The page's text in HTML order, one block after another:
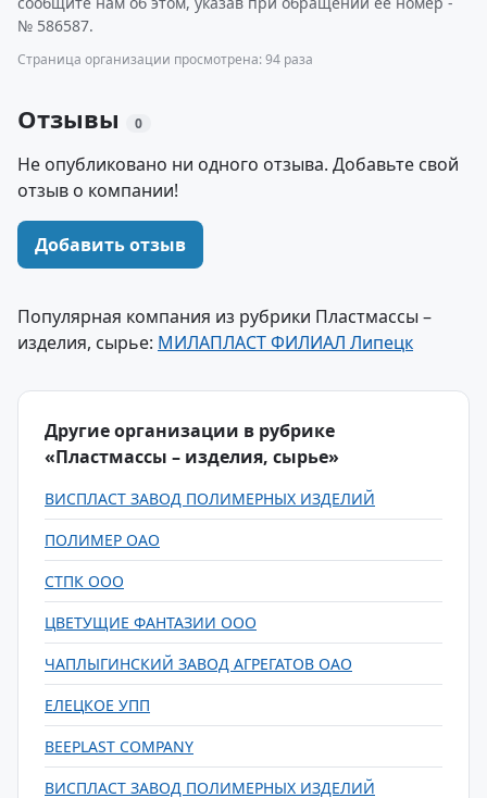
№ 586587.
Страница организации просмотрена: 94 раза
Отзывы 0
Не опубликовано ни одного отзыва. Добавьте свой
отзыв о компании!
Добавить отзыв
Популярная компания из рубрики Пластмассы –
изделия, сырье: МИЛАПЛАСТ ФИЛИАЛ Липецк
Другие организации в рубрике
«Пластмассы – изделия, сырье»
ВИСПЛАСТ ЗАВОД ПОЛИМЕРНЫХ ИЗДЕЛИЙ
ПОЛИМЕР ОАО
СТПК ООО
ЦВЕТУЩИЕ ФАНТАЗИИ ООО
ЧАПЛЫГИНСКИЙ ЗАВОД АГРЕГАТОВ ОАО
ЕЛЕЦКОЕ УПП
BEEPLAST COMPANY
ВИСПЛАСТ ЗАВОД ПОЛИМЕРНЫХ ИЗДЕЛИЙ